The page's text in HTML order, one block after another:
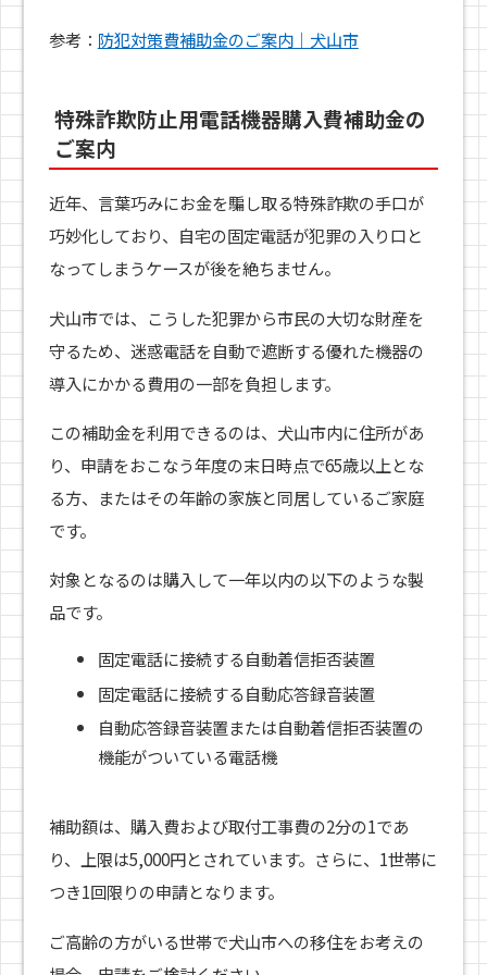
参考： 防犯対策費補助金のご案内｜犬山市
特殊詐欺防止用電話機器購入費補助金の
ご案内
近年、言葉巧みにお金を騙し取る特殊詐欺の手口が
巧妙化しており、自宅の固定電話が犯罪の入り口と
なってしまうケースが後を絶ちません。
犬山市では、こうした犯罪から市民の大切な財産を
守るため、迷惑電話を自動で遮断する優れた機器の
導入にかかる費用の一部を負担します。
この補助金を利用できるのは、犬山市内に住所があ
り、申請をおこなう年度の末日時点で65歳以上とな
る方、またはその年齢の家族と同居しているご家庭
です。
対象となるのは購入して一年以内の以下のような製
品です。
固定電話に接続する自動着信拒否装置
固定電話に接続する自動応答録音装置
自動応答録音装置または自動着信拒否装置の
機能がついている電話機
補助額は、購入費および取付工事費の2分の1であ
り、上限は5,000円とされています。さらに、1世帯に
つき1回限りの申請となります。
ご高齢の方がいる世帯で犬山市への移住をお考えの